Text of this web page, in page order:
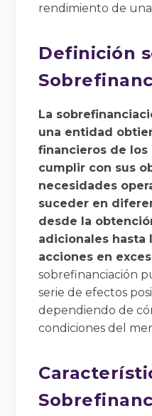
rendimiento de
Definición
La
una entidad
financieros de los
cumplir con sus
necesidades
suceder en
desde la
adicionales hasta
acciones en
sobrefinanciación
serie de efectos
dependiendo de
condiciones del